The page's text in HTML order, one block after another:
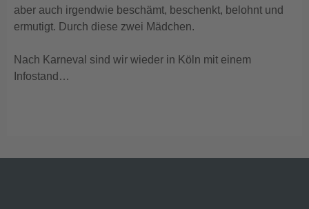
aber auch irgendwie beschämt, beschenkt, belohnt und
ermutigt. Durch diese zwei Mädchen.
Nach Karneval sind wir wieder in Köln mit einem
Infostand…